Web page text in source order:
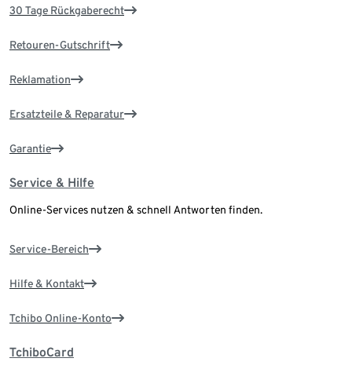
30 Tage Rückgaberecht
Retouren-Gutschrift
Reklamation
Ersatzteile & Reparatur
Garantie
Service & Hilfe
Online-Services nutzen & schnell Antworten finden.
Service-Bereich
Hilfe & Kontakt
Tchibo Online-Konto
TchiboCard